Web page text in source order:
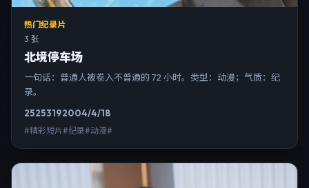
热门纪录片
3 张
北境停车场
一句话：普通人被卷入不普通的 72 小时。类型：动漫；气质：纪
录。
25253192004/4/18
#精彩短片#纪录#动漫#